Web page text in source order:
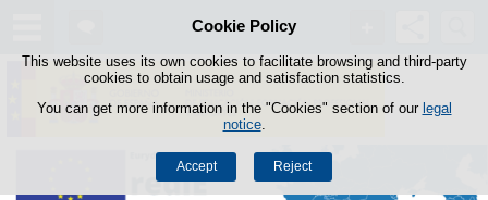
Cookie Policy
This website uses its own cookies to facilitate browsing and third-party
cookies to obtain usage and satisfaction statistics.
You can get more information in the "Cookies" section of our legal
notice.
Accept Reject
Skip to content